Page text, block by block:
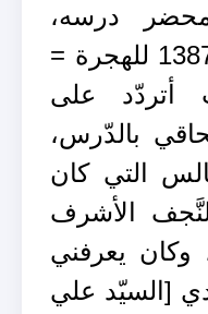
درسه،
وكان ذلك في العام [1387 للهجرة =
أتردّد على
بالدّرس،
التي كان
الأشرف
وكان يعرفني
[السيّد علي